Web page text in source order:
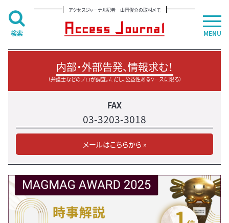
アクセスジャーナル記者 山岡俊介の取材メモ
内部・外部告発、情報求む！
（弁護士などのプロが調査。ただし、公益性あるケースに限る）
FAX
03-3203-3018
メールはこちらから »
MENU
検索